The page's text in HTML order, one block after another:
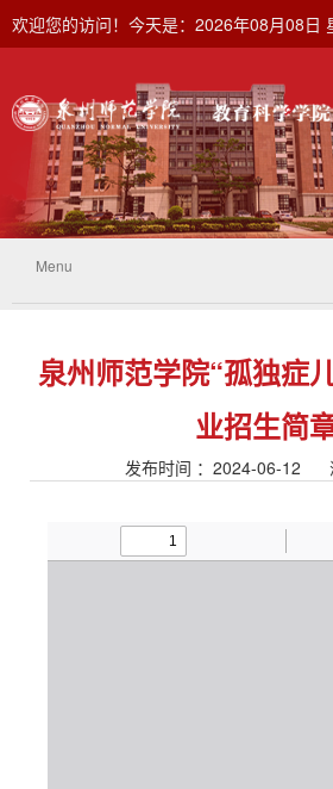
欢迎您的访问！今天是：2026年08月08日
Menu
泉州师范学院“孤独症
业招生简
发布时间 ：2024-06-12